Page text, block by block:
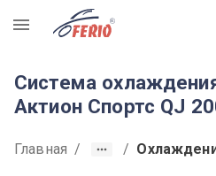
R
Система
Актион Спортс QJ
Главная / /